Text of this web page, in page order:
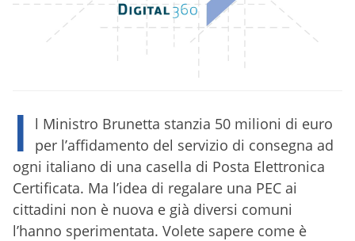
I
l Ministro Brunetta stanzia 50 milioni di euro
per l’affidamento del servizio di consegna ad
ogni italiano di una casella di Posta Elettronica
Certificata. Ma l’idea di regalare una PEC ai
cittadini non è nuova e già diversi comuni
l’hanno sperimentata. Volete sapere come è